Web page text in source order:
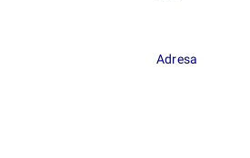
Adresa